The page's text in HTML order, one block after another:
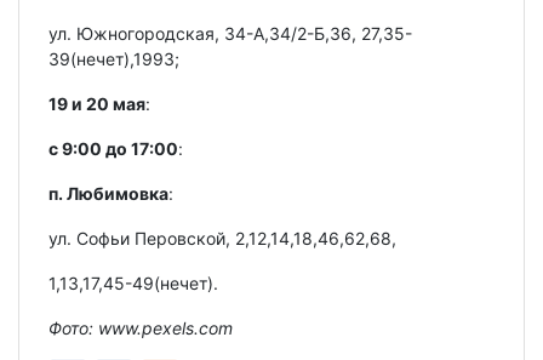
ул. Южногородская, 34-А,34/2-Б,36, 27,35-
39(нечет),1993;
19 и 20 мая:
с 9:00 до 17:00:
п. Любимовка:
ул. Софьи Перовской, 2,12,14,18,46,62,68,
1,13,17,45-49(нечет).
Фото: www.pexels.com